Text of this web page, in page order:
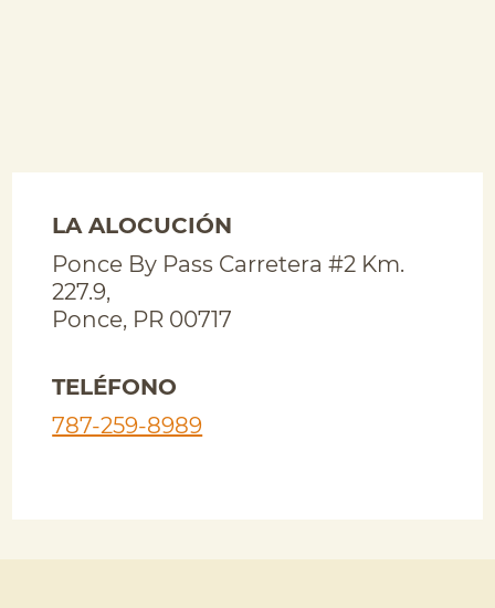
LA ALOCUCIÓN
Ponce By Pass Carretera #2 Km.
227.9,
Ponce, PR 00717
TELÉFONO
787-259-8989